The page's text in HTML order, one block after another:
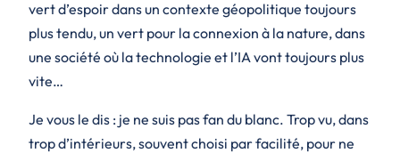
vert d’espoir dans un contexte géopolitique toujours
plus tendu, un vert pour la connexion à la nature, dans
une société où la technologie et l’IA vont toujours plus
vite…
Je vous le dis : je ne suis pas fan du blanc. Trop vu, dans
trop d’intérieurs, souvent choisi par facilité, pour ne